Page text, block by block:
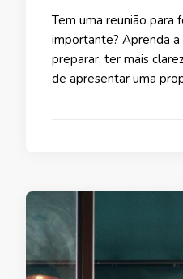
Tem uma reunião para
importante? Aprenda a
preparar, ter mais
de apresentar uma